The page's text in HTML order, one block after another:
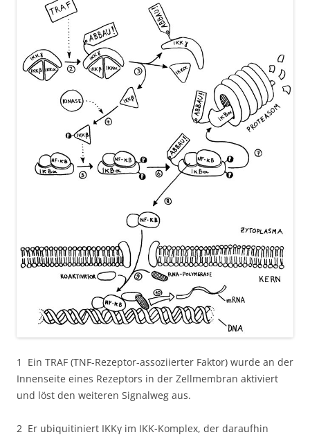
1 Ein TRAF (TNF-Rezeptor-assoziierter Faktor) wurde an der
Innenseite eines Rezeptors in der Zellmembran aktiviert
und löst den weiteren Signalweg aus.
2 Er ubiquitiniert IKKγ im IKK-Komplex, der daraufhin